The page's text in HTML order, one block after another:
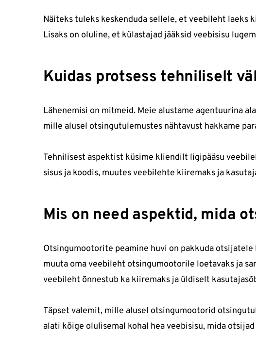
Näiteks tuleks keskenduda sellele, et veebileht
Lisaks on oluline, et külastajad jääksid veebisisu
Kuidas protsess tehniliselt
Lähenemisi on mitmeid. Meie alustame agentuurina
mille alusel otsingutulemustes nähtavust hakkame
Tehnilisest aspektist küsime kliendilt ligipääsu
sisus ja koodis, muutes veebilehte kiiremaks ja
Mis on need aspektid, mida
Otsingumootorite peamine huvi on pakkuda
muuta oma veebileht otsingumootorile loetavaks ja
veebileht õnnestub ka kiiremaks ja üldiselt
Täpset valemit, mille alusel otsingumootorid
alati kõige olulisemal kohal hea veebisisu, mida